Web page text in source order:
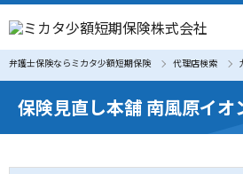
弁護士保険ならミカタ少額短期保険 代理店検索
保険見直し本舗 南風原イオ